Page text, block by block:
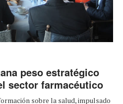
peso estratégico
sector farmacéutico
sobre la salud, impulsado